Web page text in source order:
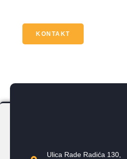
KONTAKT
Ulica Rade Radića 130,